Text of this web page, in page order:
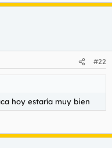
#22
hoy estaría muy bien